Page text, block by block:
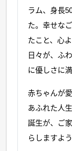
ラム、身長
た。幸せな
たこと、心
日々が、ふ
に優しさに
赤ちゃんが
あふれた人
誕生が、ご
らしますよう